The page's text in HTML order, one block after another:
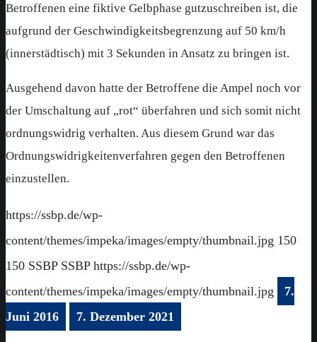
Betroffenen eine fiktive Gelbphase gutzuschreiben ist, die
aufgrund der Geschwindigkeitsbegrenzung auf 50 km/h
(innerstädtisch) mit 3 Sekunden in Ansatz zu bringen ist.
Ausgehend davon hatte der Betroffene die Ampel noch vor
der Umschaltung auf „rot“ überfahren und sich somit nicht
ordnungswidrig verhalten. Aus diesem Grund war das
Ordnungswidrigkeitenverfahren gegen den Betroffenen
einzustellen.
https://ssbp.de/wp-
content/themes/impeka/images/empty/thumbnail.jpg 150
150 SSBP SSBP https://ssbp.de/wp-
content/themes/impeka/images/empty/thumbnail.jpg
7.
Juni 2016
7. Dezember 2021